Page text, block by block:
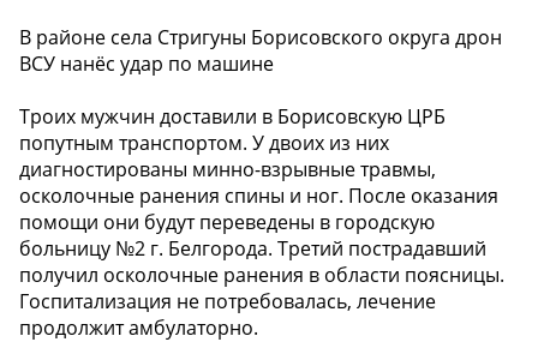
В районе села Стригуны Борисовского округа дрон
ВСУ нанёс удар по машине
Троих мужчин доставили в Борисовскую ЦРБ
попутным транспортом. У двоих из них
диагностированы минно-взрывные травмы,
осколочные ранения спины и ног. После оказания
помощи они будут переведены в городскую
больницу №2 г. Белгорода. Третий пострадавший
получил осколочные ранения в области поясницы.
Госпитализация не потребовалась, лечение
продолжит амбулаторно.